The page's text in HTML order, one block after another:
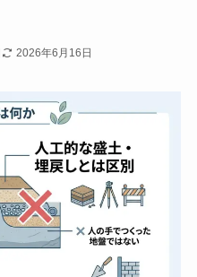
2026年6月16日